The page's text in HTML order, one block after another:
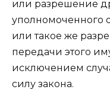
или разрешение
уполномоченного
или такое же
передачи этого
исключением
силу закона.